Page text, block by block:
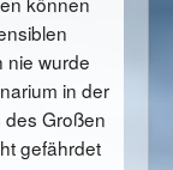
nie wurde
in der
des Großen
gefährdet